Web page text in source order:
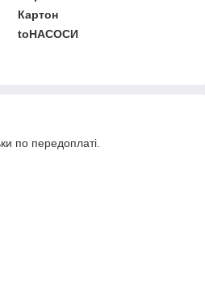
Картон
toНАСОСИ
по передоплаті.